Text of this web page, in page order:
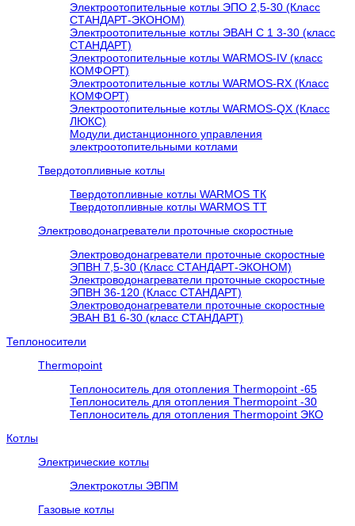
Электроотопительные котлы ЭПО 2,5-30 (Класс
СТАНДАРТ-ЭКОНОМ)
Электроотопительные котлы ЭВАН С 1 3-30 (класс
СТАНДАРТ)
Электроотопительные котлы WARMOS-IV (класс
КОМФОРТ)
Электроотопительные котлы WARMOS-RX (Класс
КОМФОРТ)
Электроотопительные котлы WARMOS-QX (Класс
ЛЮКС)
Модули дистанционного управления
электроотопительными котлами
Твердотопливные котлы
Твердотопливные котлы WARMOS TК
Твердотопливные котлы WARMOS TT
Электроводонагреватели проточные скоростные
Электроводонагреватели проточные скоростные
ЭПВН 7,5-30 (Класс СТАНДАРТ-ЭКОНОМ)
Электроводонагреватели проточные скоростные
ЭПВН 36-120 (Класс СТАНДАРТ)
Электроводонагреватели проточные скоростные
ЭВАН В1 6-30 (класс СТАНДАРТ)
Теплоносители
Thermopoint
Теплоноситель для отопления Thermopoint -65
Теплоноситель для отопления Thermopoint -30
Теплоноситель для отопления Thermopoint ЭКО
Котлы
Электрические котлы
Электрокотлы ЭВПМ
Газовые котлы